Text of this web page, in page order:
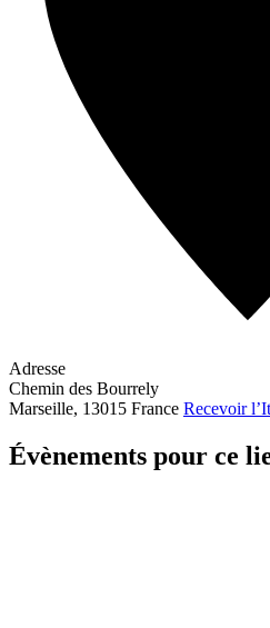
Adresse
Chemin des Bourrely
Marseille, 13015 France Recevoir
Évènements pour ce